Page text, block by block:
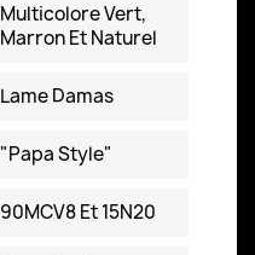
Multicolore Vert,
Marron Et Naturel
Lame Damas
"Papa Style"
90MCV8 Et 15N20